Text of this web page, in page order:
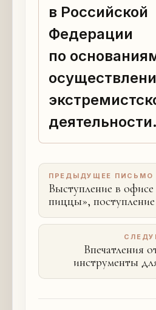
в Российской
Федерации
по
деятельности.
ПРЕДЫДУЩЕЕ ПИСЬМО
Выступление в
пиццы», поступление
Впечатления
инструменты
«На работу